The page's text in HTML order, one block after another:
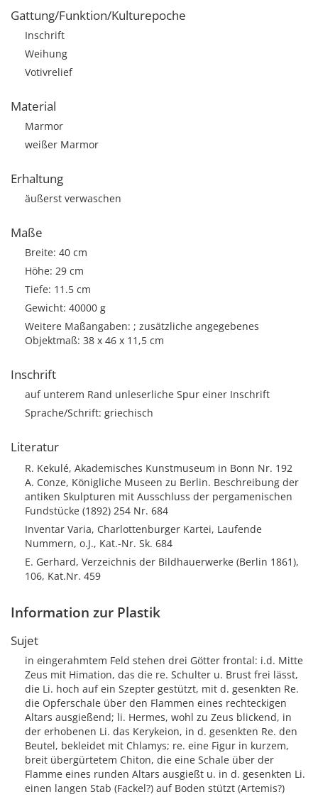
Gattung/Funktion/Kulturepoche
Inschrift
Weihung
Votivrelief
Material
Marmor
weißer Marmor
Erhaltung
äußerst verwaschen
Maße
Breite: 40 cm
Höhe: 29 cm
Tiefe: 11.5 cm
Gewicht: 40000 g
Weitere Maßangaben: ; zusätzliche angegebenes
Objektmaß: 38 x 46 x 11,5 cm
Inschrift
auf unterem Rand unleserliche Spur einer Inschrift
Sprache/Schrift: griechisch
Literatur
R. Kekulé, Akademisches Kunstmuseum in Bonn Nr. 192
A. Conze, Königliche Museen zu Berlin. Beschreibung der
antiken Skulpturen mit Ausschluss der pergamenischen
Fundstücke (1892) 254 Nr. 684
Inventar Varia, Charlottenburger Kartei, Laufende
Nummern, o.J., Kat.-Nr. Sk. 684
E. Gerhard, Verzeichnis der Bildhauerwerke (Berlin 1861),
106, Kat.Nr. 459
Information zur Plastik
Sujet
in eingerahmtem Feld stehen drei Götter frontal: i.d. Mitte
Zeus mit Himation, das die re. Schulter u. Brust frei lässt,
die Li. hoch auf ein Szepter gestützt, mit d. gesenkten Re.
die Opferschale über den Flammen eines rechteckigen
Altars ausgießend; li. Hermes, wohl zu Zeus blickend, in
der erhobenen Li. das Kerykeion, in d. gesenkten Re. den
Beutel, bekleidet mit Chlamys; re. eine Figur in kurzem,
breit übergürtetem Chiton, die eine Schale über der
Flamme eines runden Altars ausgießt u. in d. gesenkten Li.
einen langen Stab (Fackel?) auf Boden stützt (Artemis?)